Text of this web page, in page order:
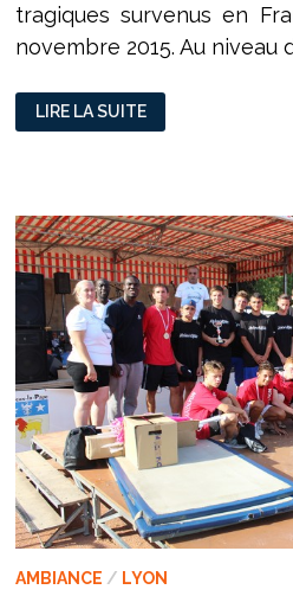
tragiques survenus en
novembre 2015. Au niveau
RILLIEUX
EVENTS :
«
LA
BARRIÈRE »
LIRE LA SUITE
AMBIANCE / LYON